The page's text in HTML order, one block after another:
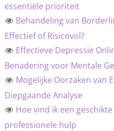
essentiële prioriteit
Behandeling van
Effectief of Risicovol?
Effectieve Depressie
Benadering voor Mentale
Mogelijke Oorzaken van
Diepgaande Analyse
Hoe vind ik een
professionele hulp